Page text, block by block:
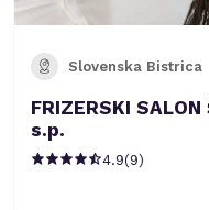
Slovenska Bistrica
FRIZERSKI
s.p.
4.9(9)